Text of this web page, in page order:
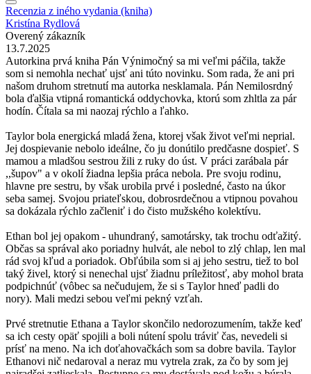
Recenzia z iného vydania (kniha)
Kristína Rydlová
Overený zákazník
13.7.2025
Autorkina prvá kniha Pán Výnimočný sa mi veľmi páčila, takže
som si nemohla nechať ujsť ani túto novinku. Som rada, že ani pri
našom druhom stretnutí ma autorka nesklamala. Pán Nemilosrdný
bola ďalšia vtipná romantická oddychovka, ktorú som zhltla za pár
hodín. Čítala sa mi naozaj rýchlo a ľahko.
Taylor bola energická mladá žena, ktorej však život veľmi neprial.
Jej dospievanie nebolo ideálne, čo ju donútilo predčasne dospieť. S
mamou a mladšou sestrou žili z ruky do úst. V práci zarábala pár
,,šupov" a v okolí žiadna lepšia práca nebola. Pre svoju rodinu,
hlavne pre sestru, by však urobila prvé i posledné, často na úkor
seba samej. Svojou priateľskou, dobrosrdečnou a vtipnou povahou
sa dokázala rýchlo začleniť i do čisto mužského kolektívu.
Ethan bol jej opakom - uhundraný, samotársky, tak trochu odťažitý.
Občas sa správal ako poriadny hulvát, ale nebol to zlý chlap, len mal
rád svoj kľud a poriadok. Obľúbila som si aj jeho sestru, tiež to bol
taký živel, ktorý si nenechal ujsť žiadnu príležitosť, aby mohol brata
podpichnúť (vôbec sa nečudujem, že si s Taylor hneď padli do
nory). Mali medzi sebou veľmi pekný vzťah.
Prvé stretnutie Ethana a Taylor skončilo nedorozumením, takže keď
sa ich cesty opäť spojili a boli nútení spolu tráviť čas, nevedeli si
prísť na meno. Na ich doťahovačkách som sa dobre bavila. Taylor
Ethanovi nič nedaroval a neraz mu vytrela zrak, za čo by som jej